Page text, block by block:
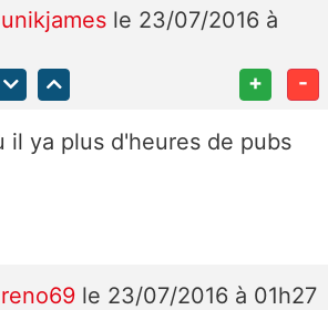
unikjames le 23/07/2016 à
+ -
il ya plus d'heures de pubs
reno69 le 23/07/2016 à 01h27